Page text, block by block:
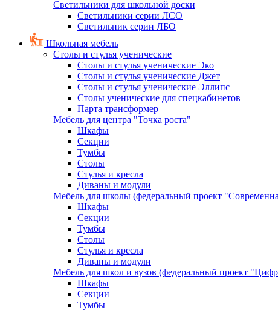
Светильники для школьной доски
Светильники серии ЛСО
Светильник серии ЛБО
Школьная мебель
Столы и стулья ученические
Столы и стулья ученические Эко
Столы и стулья ученические Джет
Столы и стулья ученические Эллипс
Столы ученические для спецкабинетов
Парта трансформер
Мебель для центра "Точка роста"
Шкафы
Секции
Тумбы
Столы
Стулья и кресла
Диваны и модули
Мебель для школы (федеральный проект
Шкафы
Секции
Тумбы
Столы
Стулья и кресла
Диваны и модули
Мебель для школ и вузов (федеральный проект
Шкафы
Секции
Тумбы